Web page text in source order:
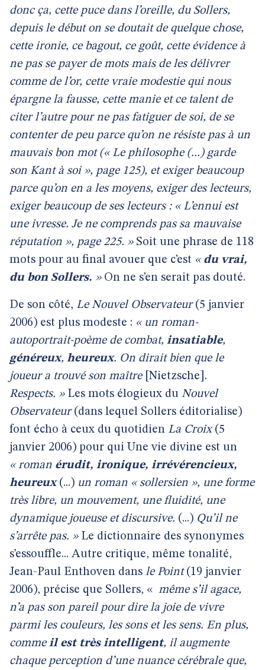
donc ça, cette puce dans l’oreille, du Sollers,
depuis le début on se doutait de quelque chose,
cette ironie, ce bagout, ce goût, cette évidence à
ne pas se payer de mots mais de les délivrer
comme de l’or, cette vraie modestie qui nous
épargne la fausse, cette manie et ce talent de
citer l’autre pour ne pas fatiguer de soi, de se
contenter de peu parce qu’on ne résiste pas à un
mauvais bon mot (« Le philosophe (...) garde
son Kant à soi », page 125), et exiger beaucoup
parce qu’on en a les moyens, exiger des lecteurs,
exiger beaucoup de ses lecteurs : « L’ennui est
une ivresse. Je ne comprends pas sa mauvaise
réputation », page 225. »Soit une phrase de 118
mots pour au final avouer que c’est « du vrai,
du bon Sollers. »On ne s’en serait pas douté.
De son côté, Le Nouvel Observateur(5 janvier
2006) est plus modeste : « un roman-
autoportrait-poème de combat, insatiable,
généreux, heureux. On dirait bien que le
joueur a trouvé son maître[Nietzsche].
Respects. »Les mots élogieux du Nouvel
Observateur(dans lequel Sollers éditorialise)
font écho à ceux du quotidien La Croix(5
janvier 2006) pour qui Une vie divine est un
« roman érudit, ironique, irrévérencieux,
heureux (...) un roman « sollersien », une forme
très libre, un mouvement, une fluidité, une
dynamique joueuse et discursive. (...) Qu’il ne
s’arrête pas. »Le dictionnaire des synonymes
s’essouffle... Autre critique, même tonalité,
Jean-Paul Enthoven dans le Point(19 janvier
2006), précise que Sollers, « même s’il agace,
n’a pas son pareil pour dire la joie de vivre
parmi les couleurs, les sons et les sens. En plus,
comme il est très intelligent, il augmente
chaque perception d’une nuance cérébrale que,